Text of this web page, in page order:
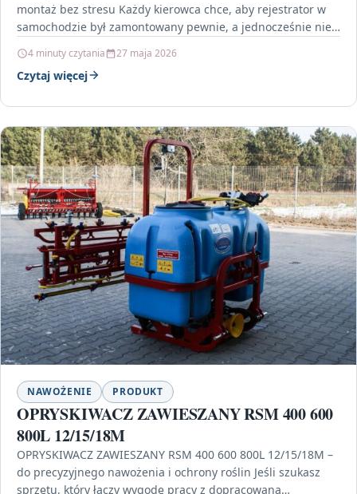
montaż bez stresu Każdy kierowca chce, aby rejestrator w
samochodzie był zamontowany pewnie, a jednocześnie nie…
4 minuty czytania 27 maja 2026
Czytaj więcej
NAWOŻENIE PRODUKT
OPRYSKIWACZ ZAWIESZANY RSM 400 600
800L 12/15/18M
OPRYSKIWACZ ZAWIESZANY RSM 400 600 800L 12/15/18M –
do precyzyjnego nawożenia i ochrony roślin Jeśli szukasz
sprzętu, który łączy wygodę pracy z dopracowaną